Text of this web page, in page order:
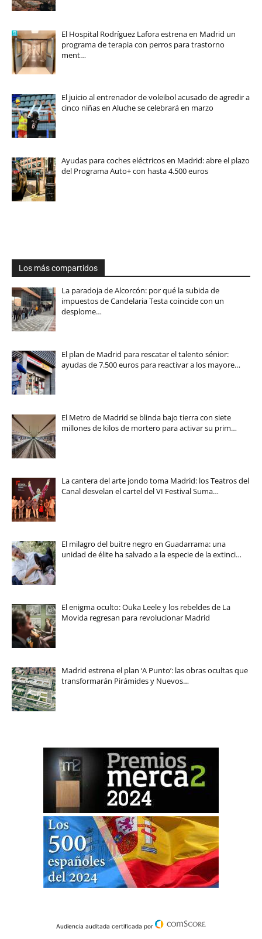
El Hospital Rodríguez Lafora estrena en Madrid un
programa de terapia con perros para trastorno
ment…
El juicio al entrenador de voleibol acusado de agredir a
cinco niñas en Aluche se celebrará en marzo
Ayudas para coches eléctricos en Madrid: abre el plazo
del Programa Auto+ con hasta 4.500 euros
Los más compartidos
La paradoja de Alcorcón: por qué la subida de
impuestos de Candelaria Testa coincide con un
desplome…
El plan de Madrid para rescatar el talento sénior:
ayudas de 7.500 euros para reactivar a los mayore…
El Metro de Madrid se blinda bajo tierra con siete
millones de kilos de mortero para activar su prim…
La cantera del arte jondo toma Madrid: los Teatros del
Canal desvelan el cartel del VI Festival Suma…
El milagro del buitre negro en Guadarrama: una
unidad de élite ha salvado a la especie de la extinci…
El enigma oculto: Ouka Leele y los rebeldes de La
Movida regresan para revolucionar Madrid
Madrid estrena el plan ‘A Punto’: las obras ocultas que
transformarán Pirámides y Nuevos…
Audiencia auditada certificada por